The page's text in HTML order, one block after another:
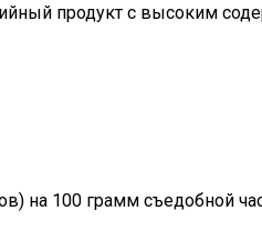
продукт с высоким
на 100 грамм съедобной